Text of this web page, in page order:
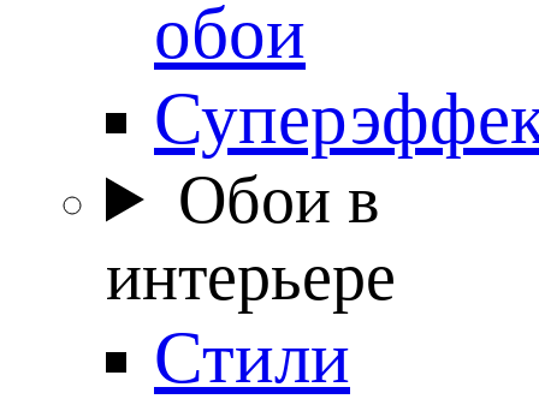
обои
Обои в
интерьере
Стили